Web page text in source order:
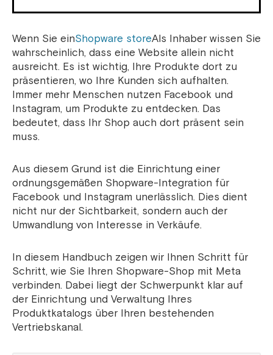
Wenn Sie einShopware storeAls Inhaber wissen Sie
wahrscheinlich, dass eine Website allein nicht
ausreicht. Es ist wichtig, Ihre Produkte dort zu
präsentieren, wo Ihre Kunden sich aufhalten.
Immer mehr Menschen nutzen Facebook und
Instagram, um Produkte zu entdecken. Das
bedeutet, dass Ihr Shop auch dort präsent sein
muss.
Aus diesem Grund ist die Einrichtung einer
ordnungsgemäßen Shopware-Integration für
Facebook und Instagram unerlässlich. Dies dient
nicht nur der Sichtbarkeit, sondern auch der
Umwandlung von Interesse in Verkäufe.
In diesem Handbuch zeigen wir Ihnen Schritt für
Schritt, wie Sie Ihren Shopware-Shop mit Meta
verbinden. Dabei liegt der Schwerpunkt klar auf
der Einrichtung und Verwaltung Ihres
Produktkatalogs über Ihren bestehenden
Vertriebskanal.